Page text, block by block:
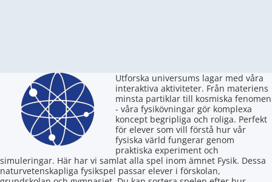
Utforska universums lagar med våra
interaktiva aktiviteter. Från materiens
minsta partiklar till kosmiska fenomen
- våra fysikövningar gör komplexa
koncept begripliga och roliga. Perfekt
för elever som vill förstå hur vår
fysiska värld fungerar genom
praktiska experiment och
simuleringar. Här har vi samlat alla spel inom ämnet Fysik. Dessa
naturvetenskapliga fysikspel passar elever i förskolan,